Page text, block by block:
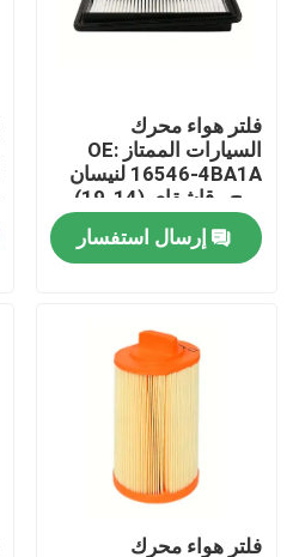
أشرطة فيديو
جولة في المعمل
مراقبة الجودة
مرشحات هواء محرك السيارات
فلاتر هواء كابينة السيارات
فلتر هواء محرك
السيارات الممتاز OE:
16546-4BA1A لنيسان
روج ، قاشقاي (14-19)
وصف المنتج
إرسال استفسار
فلتر هواء محرك